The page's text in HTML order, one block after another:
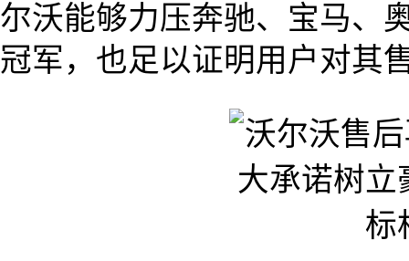
尔沃能够力压奔驰、宝马、
冠军，也足以证明用户对其